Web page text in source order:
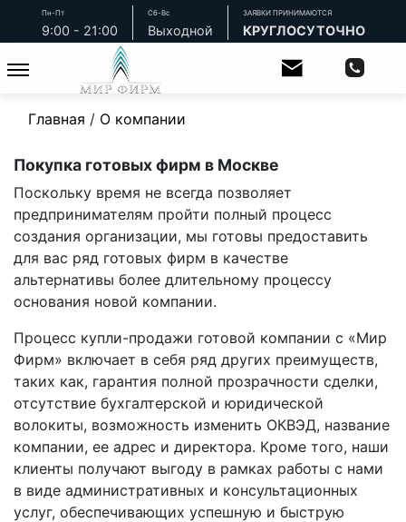
Пн-Пт
9:00 - 21:00
Сб-Вс
Выходной
ЗАЯВКИ ПРИНИМАЮТСЯ
КРУГЛОСУТОЧНО
Главная / О компании
Покупка готовых фирм в Москве
Поскольку время не всегда позволяет
предпринимателям пройти полный процесс
создания организации, мы готовы предоставить
для вас ряд готовых фирм в качестве
альтернативы более длительному процессу
основания новой компании.
Процесс купли-продажи готовой компании с «Мир
Фирм» включает в себя ряд других преимуществ,
таких как, гарантия полной прозрачности сделки,
отсутствие бухгалтерской и юридической
волокиты, возможность изменить ОКВЭД, название
компании, ее адрес и директора. Кроме того, наши
клиенты получают выгоду в рамках работы с нами
в виде административных и консультационных
услуг, обеспечивающих успешную и быструю